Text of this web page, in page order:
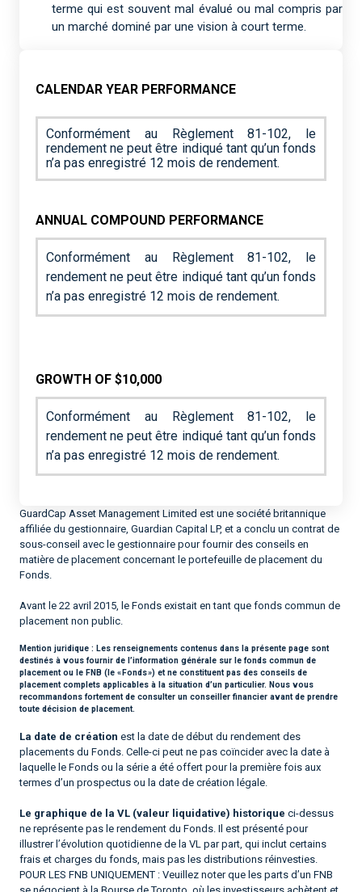
terme qui est souvent mal évalué ou mal compris par
un marché dominé par une vision à court terme.
CALENDAR YEAR PERFORMANCE
Conformément au Règlement 81-102, le
rendement ne peut être indiqué tant qu’un fonds
n’a pas enregistré 12 mois de rendement.
ANNUAL COMPOUND PERFORMANCE
Conformément au Règlement 81-102, le
rendement ne peut être indiqué tant qu’un fonds
n’a pas enregistré 12 mois de rendement.
GROWTH OF $10,000
Conformément au Règlement 81-102, le
rendement ne peut être indiqué tant qu’un fonds
n’a pas enregistré 12 mois de rendement.
GuardCap Asset Management Limited est une société britannique
affiliée du gestionnaire, Guardian Capital LP, et a conclu un contrat de
sous-conseil avec le gestionnaire pour fournir des conseils en
matière de placement concernant le portefeuille de placement du
Fonds.
Avant le 22 avril 2015, le Fonds existait en tant que fonds commun de
placement non public.
Mention juridique : Les renseignements contenus dans la présente page sont
destinés à vous fournir de l’information générale sur le fonds commun de
placement ou le FNB (le « Fonds ») et ne constituent pas des conseils de
placement complets applicables à la situation d’un particulier. Nous vous
recommandons fortement de consulter un conseiller financier avant de prendre
toute décision de placement.
La date de création est la date de début du rendement des
placements du Fonds. Celle-ci peut ne pas coïncider avec la date à
laquelle le Fonds ou la série a été offert pour la première fois aux
termes d’un prospectus ou la date de création légale.
Le graphique de la VL (valeur liquidative) historique ci-dessus
ne représente pas le rendement du Fonds. Il est présenté pour
illustrer l’évolution quotidienne de la VL par part, qui inclut certains
frais et charges du fonds, mais pas les distributions réinvesties.
POUR LES FNB UNIQUEMENT : Veuillez noter que les parts d’un FNB